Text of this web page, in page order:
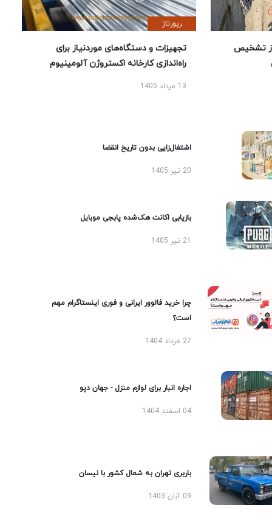
تشخیص
رپورتاژ
تجهیزات و دستگاه‌های موردنیاز برای
راه‌اندازی کارخانه اکستروژن آلومینیوم
13 مرداد 1405
اشتغال‌زایی بدون تاریخ انقضا
20 تیر 1405
بازیابی اکانت هک‌شده پابجی موبایل
چرا خرید فالوور ایرانی و فوری اینستاگرام مهم
است؟
27 مرداد 1404
اجاره انبار برای لوازم منزل - جهان دپو
04 اسفند 1404
باربری تهران به شمال کشور با نیسان
09 آبان 1403